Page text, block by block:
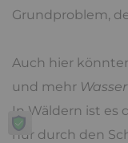
Grundproblem,
Auch hier
und mehr Wasser
In Wäldern ist es
nur durch den